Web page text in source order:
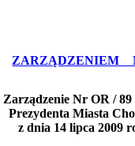
ZARZĄDZENIEM
Zarządzenie Nr OR / 89
Prezydenta Miasta
z dnia 14 lipca 2009